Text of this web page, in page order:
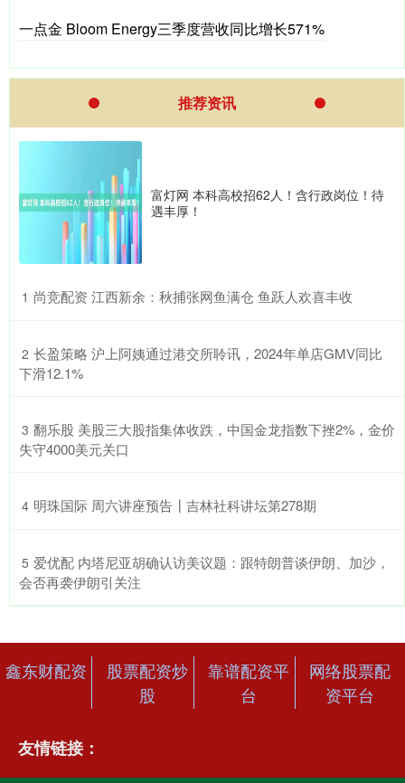
一点金 Bloom Energy三季度营收同比增长571%
推荐资讯
富灯网 本科高校招62人！含行政岗位！待
遇丰厚！
1 ​尚竞配资 江西新余：秋捕张网鱼满仓 鱼跃人欢喜丰收
2 ​长盈策略 沪上阿姨通过港交所聆讯，2024年单店GMV同比
下滑12.1%
3 ​翻乐股 美股三大股指集体收跌，中国金龙指数下挫2%，金价
失守4000美元关口
4 ​明珠国际 周六讲座预告┃吉林社科讲坛第278期
5 ​爱优配 内塔尼亚胡确认访美议题：跟特朗普谈伊朗、加沙，
会否再袭伊朗引关注
鑫东财配资
股票配资炒
股
靠谱配资平
台
网络股票配
资平台
友情链接：